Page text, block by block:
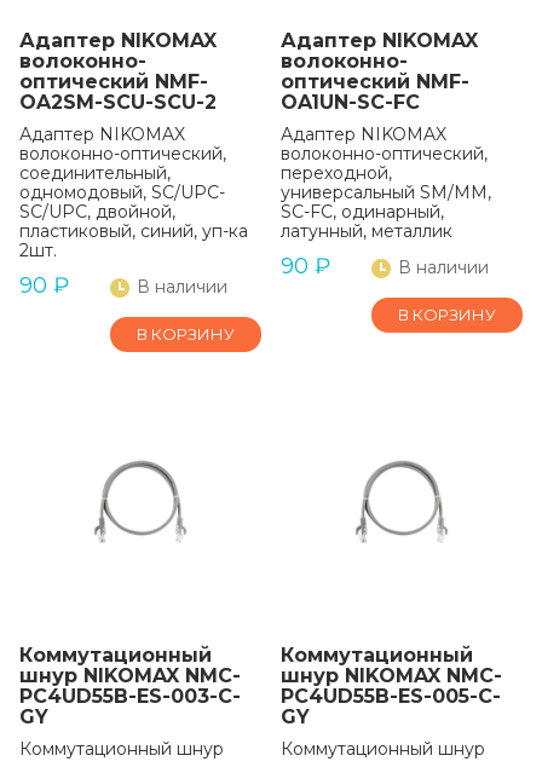
Адаптер NIKOMAX
волоконно-
оптический NMF-
OA2SM-SCU-SCU-2
Адаптер NIKOMAX
волоконно-оптический,
соединительный,
одномодовый, SC/UPC-
SC/UPC, двойной,
пластиковый, синий, уп-ка
2шт.
90 ₽ В наличии
В КОРЗИНУ
Адаптер NIKOMAX
волоконно-
оптический NMF-
OA1UN-SC-FC
Адаптер NIKOMAX
волоконно-оптический,
переходной,
универсальный SM/MM,
SC-FC, одинарный,
латунный, металлик
90 ₽ В наличии
В КОРЗИНУ
Коммутационный
шнур NIKOMAX NMC-
PC4UD55B-ES-003-C-
GY
Коммутационный шнур
Коммутационный
шнур NIKOMAX NMC-
PC4UD55B-ES-005-C-
GY
Коммутационный шнур